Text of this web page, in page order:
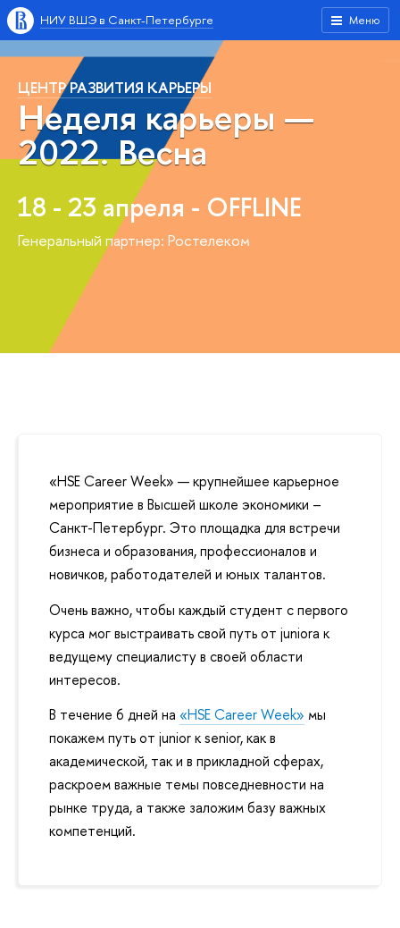
Меню
НИУ ВШЭ в Санкт-Петербурге
ЦЕНТР РАЗВИТИЯ КАРЬЕРЫ
Неделя карьеры —
2022. Весна
18 - 23 апреля - OFFLINE
Генеральный партнер: Ростелеком
«HSE Career Week» — крупнейшее карьерное
мероприятие в Высшей школе экономики –
Санкт-Петербург. Это площадка для встречи
бизнеса и образования, профессионалов и
новичков, работодателей и юных талантов.
Очень важно, чтобы каждый студент с первого
курса мог выстраивать свой путь от juniorа к
ведущему специалисту в своей области
интересов.
В течение 6 дней на «HSE Career Week» мы
покажем путь от junior к senior, как в
академической, так и в прикладной сферах,
раскроем важные темы повседневности на
рынке труда, а также заложим базу важных
компетенций.